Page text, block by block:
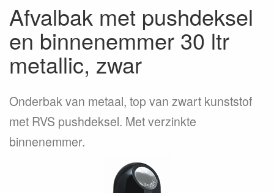
Afvalbak met pushdeksel
en binnenemmer 30 ltr
metallic, zwar
Onderbak van metaal, top van zwart kunststof
met RVS pushdeksel. Met verzinkte
binnenemmer.